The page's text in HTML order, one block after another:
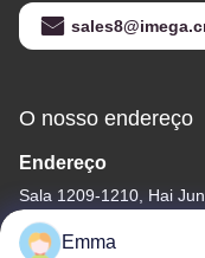
O nosso endereço
Endereço
Sala 1209-1210, Hai
Dao Zhong, Ronggui,
Emma